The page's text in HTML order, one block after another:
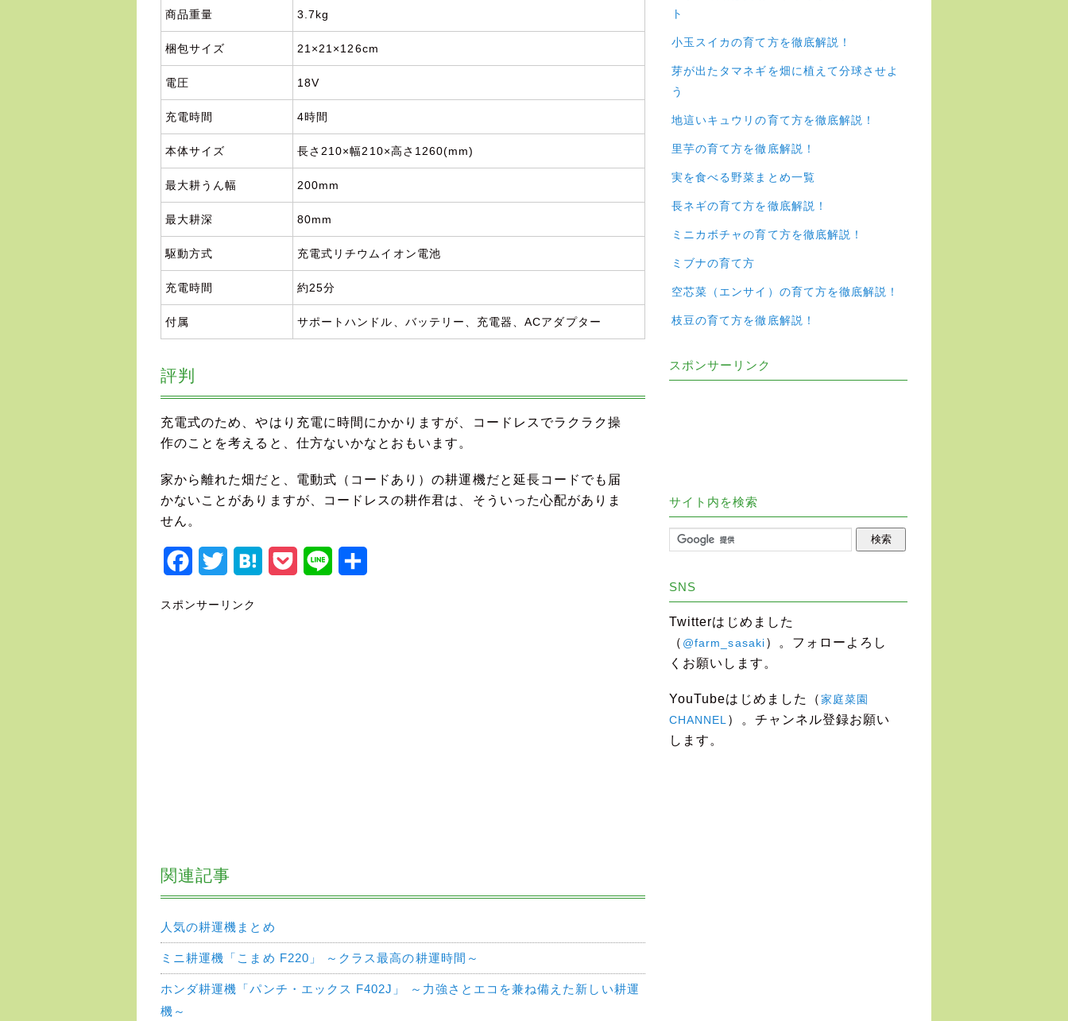
商品重量 3.7kg
梱包サイズ 21×21×126cm
電圧 18V
充電時間 4時間
本体サイズ 長さ210×幅210×高さ1260(mm)
最大耕うん幅 200mm
最大耕深 80mm
駆動方式 充電式リチウムイオン電池
充電時間 約25分
付属 サポートハンドル、バッテリー、充電器、ACアダプター
評判
充電式のため、やはり充電に時間にかかりますが、コードレスでラクラク操
作のことを考えると、仕方ないかなとおもいます。
家から離れた畑だと、電動式（コードあり）の耕運機だと延長コードでも届
かないことがありますが、コードレスの耕作君は、そういった心配がありま
せん。
Facebook
Twitter HatenaPocket Line
スポンサーリンク
関連記事
人気の耕運機まとめ
ミニ耕運機「こまめ F220」 ～クラス最高の耕運時間～
ホンダ耕運機「パンチ・エックス F402J」 ～力強さとエコを兼ね備えた新しい耕運
機～
ト
小玉スイカの育て方を徹底解説！
芽が出たタマネギを畑に植えて分球させよ
う
地這いキュウリの育て方を徹底解説！
里芋の育て方を徹底解説！
実を食べる野菜まとめ一覧
長ネギの育て方を徹底解説！
ミニカボチャの育て方を徹底解説！
ミブナの育て方
空芯菜（エンサイ）の育て方を徹底解説！
枝豆の育て方を徹底解説！
スポンサーリンク
サイト内を検索
SNS
Twitterはじめました
（ @farm_sasaki）。フォローよろし
くお願いします。
YouTubeはじめました（家庭菜園
CHANNEL ）。チャンネル登録お願い
します。